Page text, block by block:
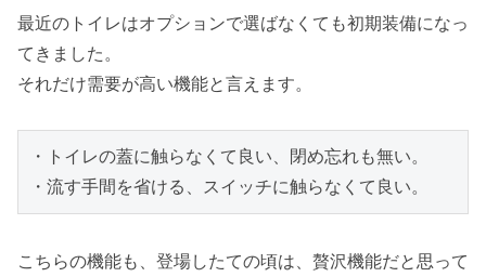
最近のトイレはオプションで選ばなくても初期装備になっ
てきました。
それだけ需要が高い機能と言えます。
・トイレの蓋に触らなくて良い、閉め忘れも無い。
・流す手間を省ける、スイッチに触らなくて良い。
こちらの機能も、登場したての頃は、贅沢機能だと思って